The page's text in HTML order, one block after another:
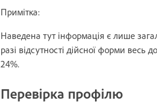
Примітка:
Наведена тут інформація є лише
разі відсутності дійсної форми
24%.
Перевірка профілю